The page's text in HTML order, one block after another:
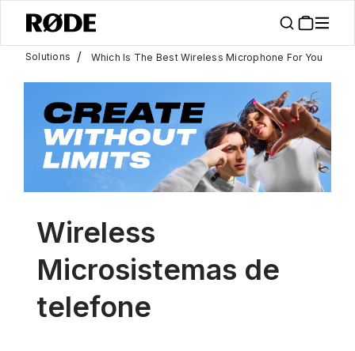
Solutions / Which Is The Best Wireless Microphone For You
Wireless
Microsistemas de
telefone